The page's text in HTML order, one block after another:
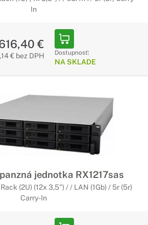
In
€
€ bez DPH Dostupnosť:
NA SKLADE
jednotka RX1217sas
(2U) (12x 3,5") / / LAN (1Gb) / 5r (5r)
Carry-In